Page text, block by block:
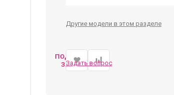
Другие модели в этом разделе
ПОДОБРАТЬ
ЗАМЕНУ
Задать вопрос